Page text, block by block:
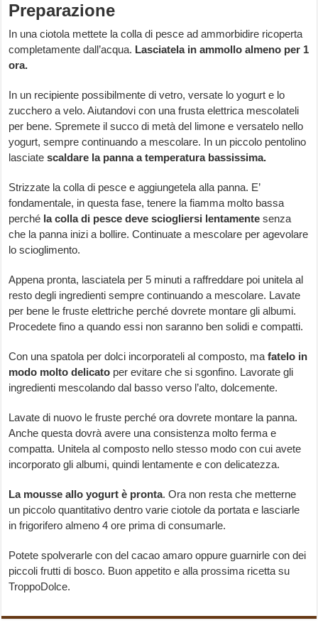
Preparazione
In una ciotola mettete la colla di pesce ad ammorbidire ricoperta
completamente dall’acqua. Lasciatela in ammollo almeno per 1
ora.
In un recipiente possibilmente di vetro, versate lo yogurt e lo
zucchero a velo. Aiutandovi con una frusta elettrica mescolateli
per bene. Spremete il succo di metà del limone e versatelo nello
yogurt, sempre continuando a mescolare. In un piccolo pentolino
lasciate scaldare la panna a temperatura bassissima.
Strizzate la colla di pesce e aggiungetela alla panna. E’
fondamentale, in questa fase, tenere la fiamma molto bassa
perché la colla di pesce deve sciogliersi lentamente senza
che la panna inizi a bollire. Continuate a mescolare per agevolare
lo scioglimento.
Appena pronta, lasciatela per 5 minuti a raffreddare poi unitela al
resto degli ingredienti sempre continuando a mescolare. Lavate
per bene le fruste elettriche perché dovrete montare gli albumi.
Procedete fino a quando essi non saranno ben solidi e compatti.
Con una spatola per dolci incorporateli al composto, ma fatelo in
modo molto delicato per evitare che si sgonfino. Lavorate gli
ingredienti mescolando dal basso verso l’alto, dolcemente.
Lavate di nuovo le fruste perché ora dovrete montare la panna.
Anche questa dovrà avere una consistenza molto ferma e
compatta. Unitela al composto nello stesso modo con cui avete
incorporato gli albumi, quindi lentamente e con delicatezza.
La mousse allo yogurt è pronta. Ora non resta che metterne
un piccolo quantitativo dentro varie ciotole da portata e lasciarle
in frigorifero almeno 4 ore prima di consumarle.
Potete spolverarle con del cacao amaro oppure guarnirle con dei
piccoli frutti di bosco. Buon appetito e alla prossima ricetta su
TroppoDolce.